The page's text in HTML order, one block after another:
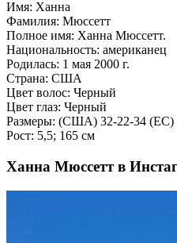
Имя: Ханна
Фамилия: Мюссетт
Полное имя: Ханна Мюссетт.
Национальность: американец
Родилась: 1 мая 2000 г.
Страна: США
Цвет волос: Черный
Цвет глаз: Черный
Размеры: (США) 32-22-34 (ЕС)
Рост: 5,5; 165 см
Ханна Мюссетт в